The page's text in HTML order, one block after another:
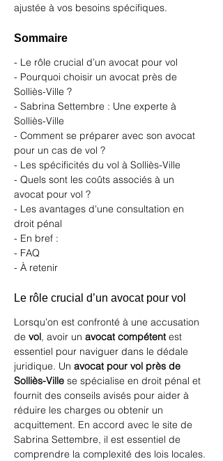
ajustée à vos besoins spécifiques.
Sommaire
- Le rôle crucial d’un avocat pour vol
- Pourquoi choisir un avocat près de
Solliès-Ville ?
- Sabrina Settembre : Une experte à
Solliès-Ville
- Comment se préparer avec son avocat
pour un cas de vol ?
- Les spécificités du vol à Solliès-Ville
- Quels sont les coûts associés à un
avocat pour vol ?
- Les avantages d'une consultation en
droit pénal
- En bref :
- FAQ
- À retenir
Le rôle crucial d’un avocat pour vol
Lorsqu’on est confronté à une accusation
de vol, avoir un avocat compétent est
essentiel pour naviguer dans le dédale
juridique. Un avocat pour vol près de
Solliès-Ville se spécialise en droit pénal et
fournit des conseils avisés pour aider à
réduire les charges ou obtenir un
acquittement. En accord avec le site de
Sabrina Settembre, il est essentiel de
comprendre la complexité des lois locales.